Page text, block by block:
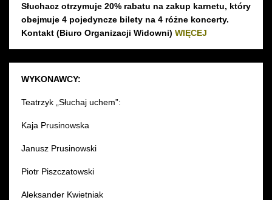
Słuchacz otrzymuje 20% rabatu na zakup karnetu, który
obejmuje 4 pojedyncze bilety na 4 różne koncerty.
Kontakt (Biuro Organizacji Widowni) WIĘCEJ
WYKONAWCY:
Teatrzyk „Słuchaj uchem”:
Kaja Prusinowska
Janusz Prusinowski
Piotr Piszczatowski
Aleksander Kwietniak